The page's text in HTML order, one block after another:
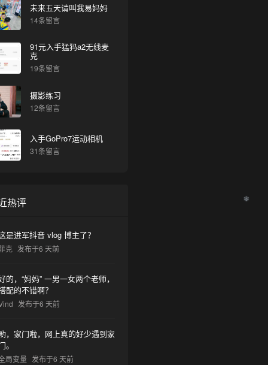
未来五天请叫我易妈妈
14条留言
91元入手猛犸a2无线麦
克
19条留言
摄影练习
12条留言
入手GoPro7运动相机
31条留言
热评
是进军抖音 vlog 博主了？
克 发布于6 天前
的，“妈妈” 一男一女两个老师，
配的不错啊？
发布于6 天前
，家门啦，网上真的好少遇到家
。
局变量 发布于6 天前